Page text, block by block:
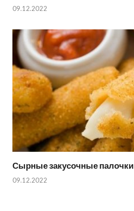
09.12.2022
Сырные закусочные палочки
09.12.2022